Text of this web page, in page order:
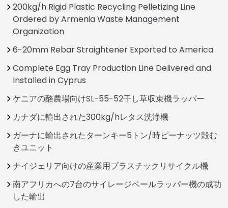
200kg/h Rigid Plastic Recycling Pelletizing Line
Ordered by Armenia Waste Management
Organization
6-20mm Rebar Straightener Exported to America
Complete Egg Tray Production Line Delivered and
Installed in Cyprus
ケニアの酪農場向けSL-55-52干し草収束機ラッパー
カナダに輸出された300kg/hレタス洗浄機
ガーナに輸出されたターンキー5トン/時ピーナッツ殻む
きユニット
ナイジェリア向けの産業用プラスチックリサイクル機
南アフリカへの7台のサイレージベールラッパー機の成功
した輸出